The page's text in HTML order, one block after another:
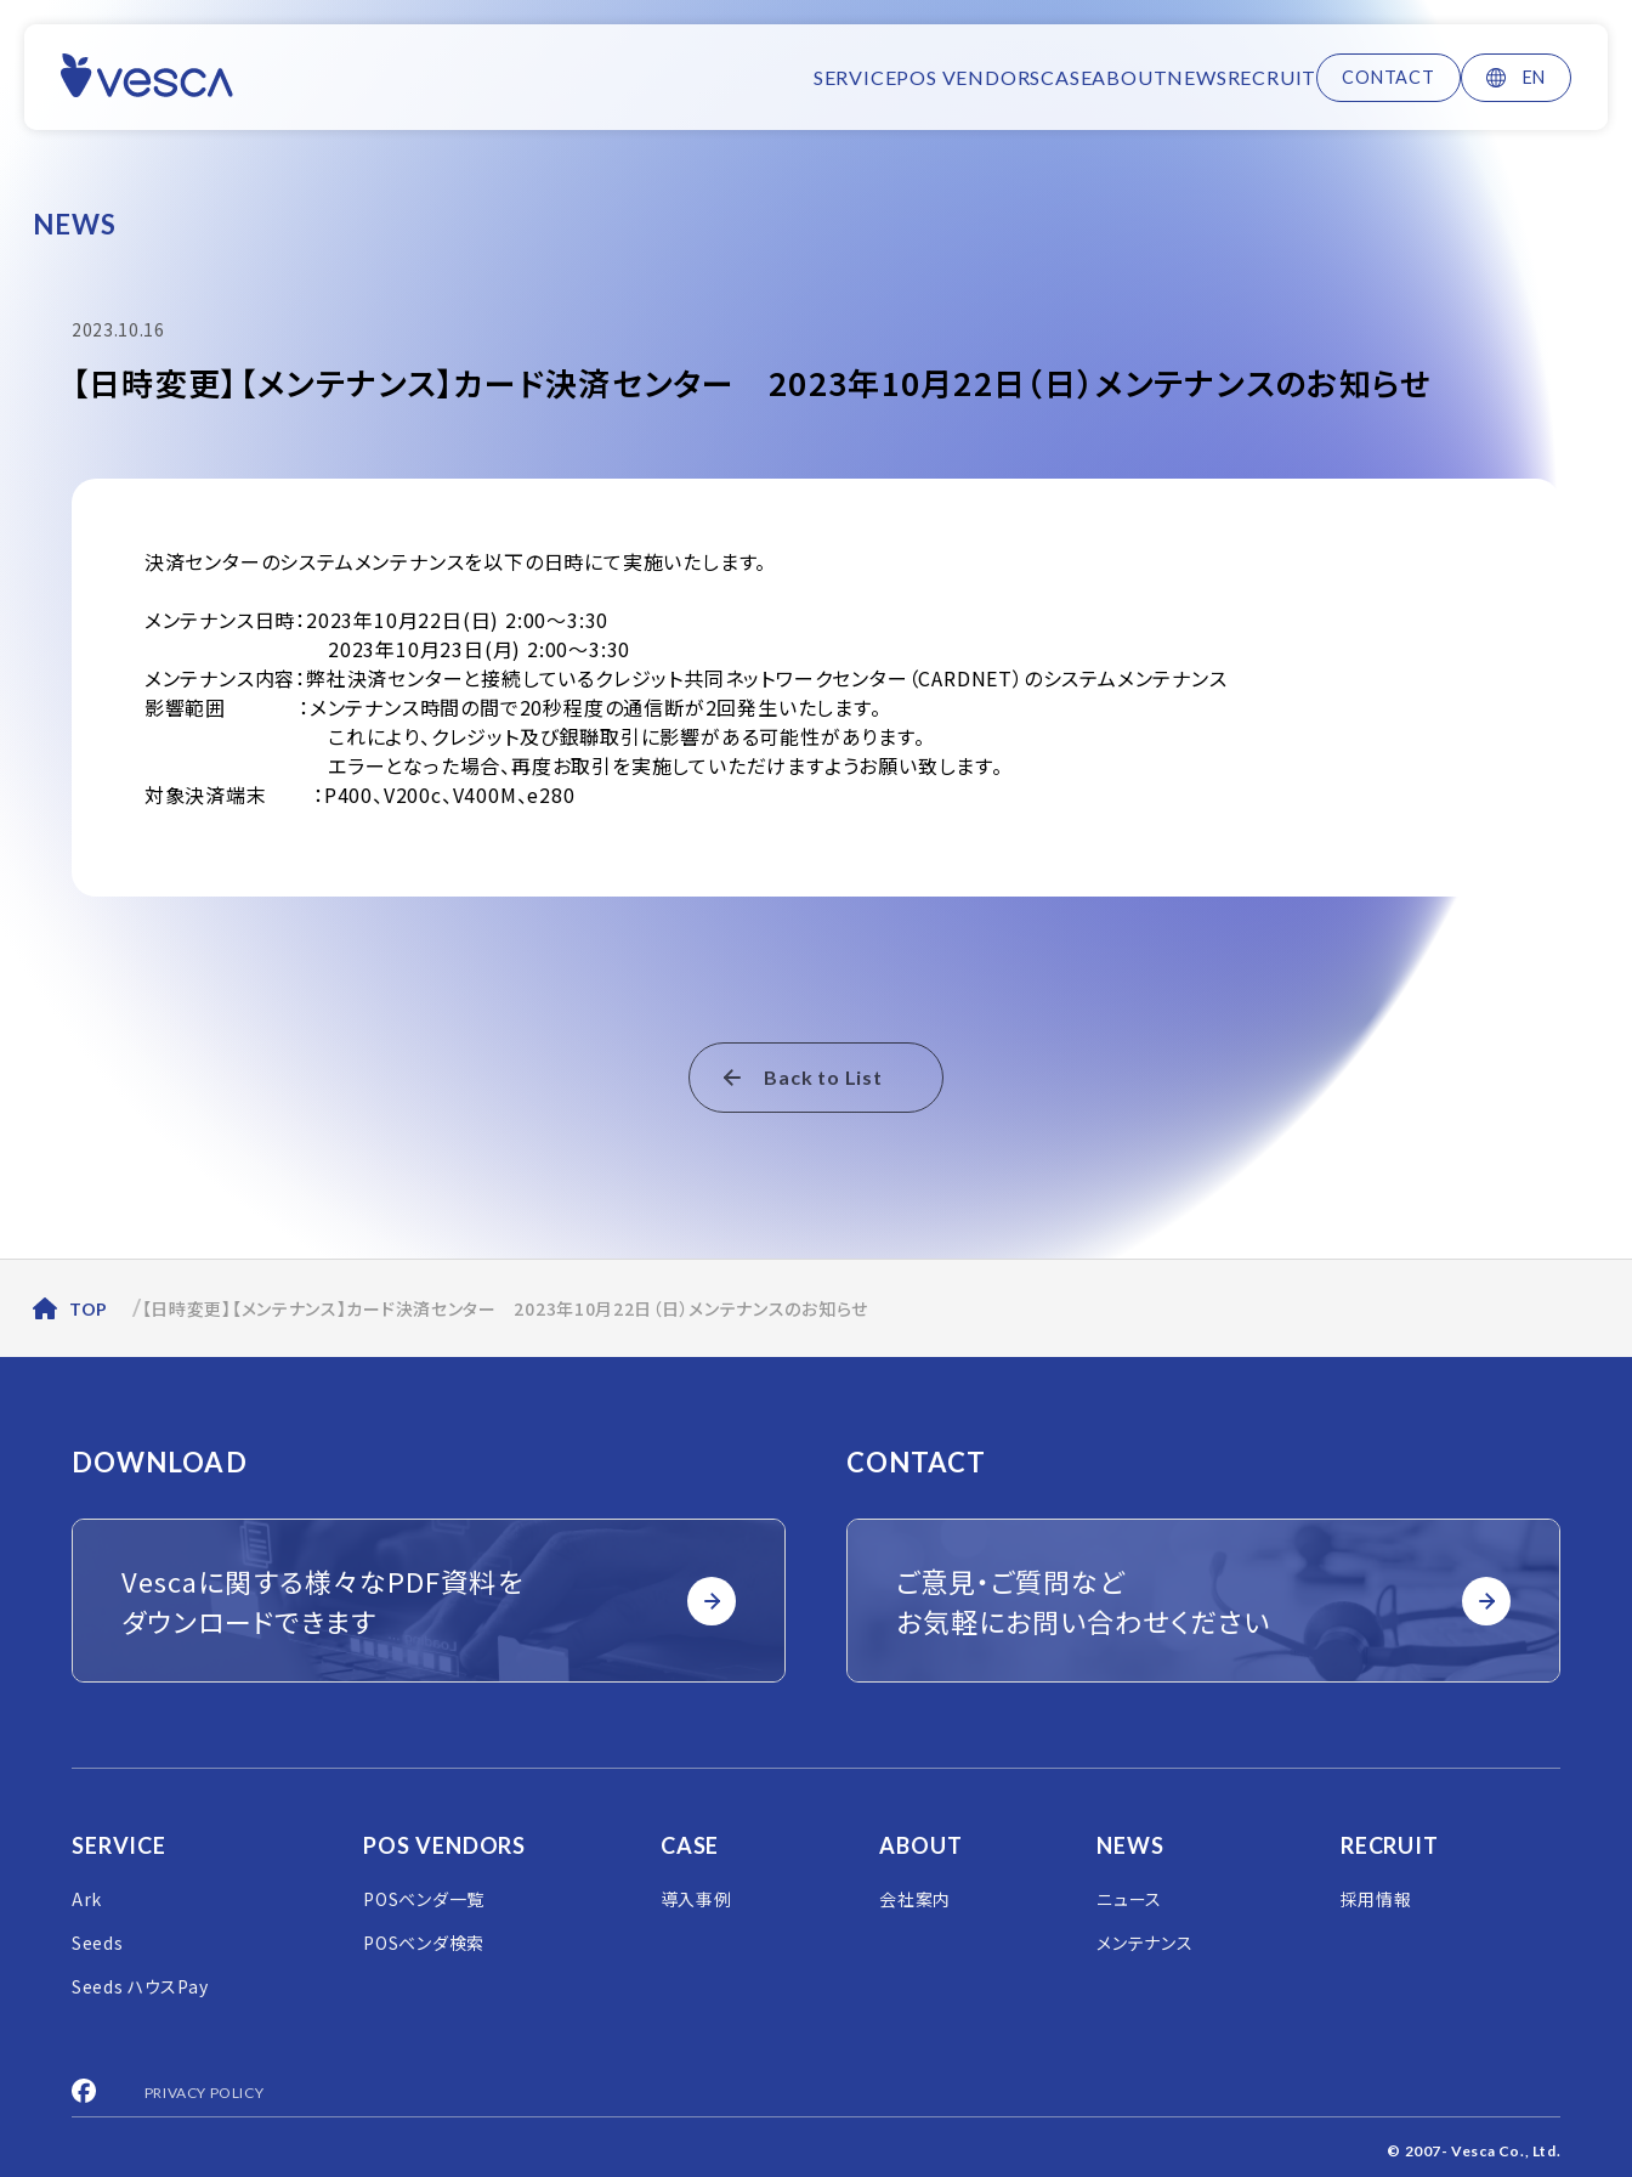
SERVICEPOS VENDORSCASEABOUTNEWSRECRUIT CONTACT EN
NEWS
2023.10.16
【日時変更】【メンテナンス】カード決済センター 2023年10月22日（日）メンテナンスのお知らせ
決済センターのシステムメンテナンスを以下の日時にて実施いたします。
メンテナンス日時：2023年10月22日(日) 2:00～3:30
2023年10月23日(月) 2:00～3:30
メンテナンス内容：弊社決済センターと接続しているクレジット共同ネットワークセンター（CARDNET）のシステムメンテナンス
影響範囲 ：メンテナンス時間の間で20秒程度の通信断が2回発生いたします。
これにより、クレジット及び銀聯取引に影響がある可能性があります。
エラーとなった場合、再度お取引を実施していただけますようお願い致します。
対象決済端末 ：P400、V200c、V400M、e280
Back to List
TOP 【日時変更】【メンテナンス】カード決済センター 2023年10月22日（日）メンテナンスのお知らせ
DOWNLOAD
Vescaに関する様々なPDF資料を
ダウンロードできます
CONTACT
ご意見・ご質問など
お気軽にお問い合わせください
SERVICE
Ark
Seeds
Seeds ハウスPay
POS VENDORS
POSベンダ一覧
POSベンダ検索
CASE
導入事例
ABOUT
会社案内
NEWS
ニュース
メンテナンス
RECRUIT
採用情報
PRIVACY POLICY
© 2007- Vesca Co., Ltd.